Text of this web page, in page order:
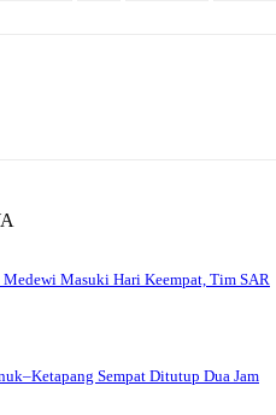
Masuki Hari Keempat, Tim SAR
Sempat Ditutup Dua Jam